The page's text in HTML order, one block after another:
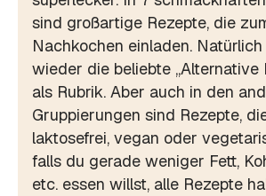
sind großartige Rezepte, die
Nachkochen einladen.
wieder die beliebte „Alternative
als Rubrik. Aber auch in den
Gruppierungen sind Rezepte,
laktosefrei, vegan oder
falls du gerade weniger Fett,
etc. essen willst, alle Rezepte